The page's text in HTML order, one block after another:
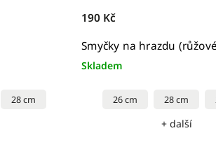
28 cm
Smyčky na hrazdu
Skladem
190 Kč
26 cm 28 cm
+ další